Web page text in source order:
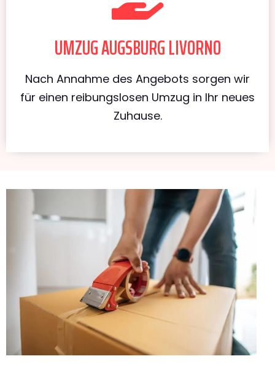
UMZUG AUGSBURG LIVORNO
Nach Annahme des Angebots sorgen wir
für einen reibungslosen Umzug in Ihr neues
Zuhause.